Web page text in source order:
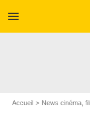
menu
Accueil News cinéma,